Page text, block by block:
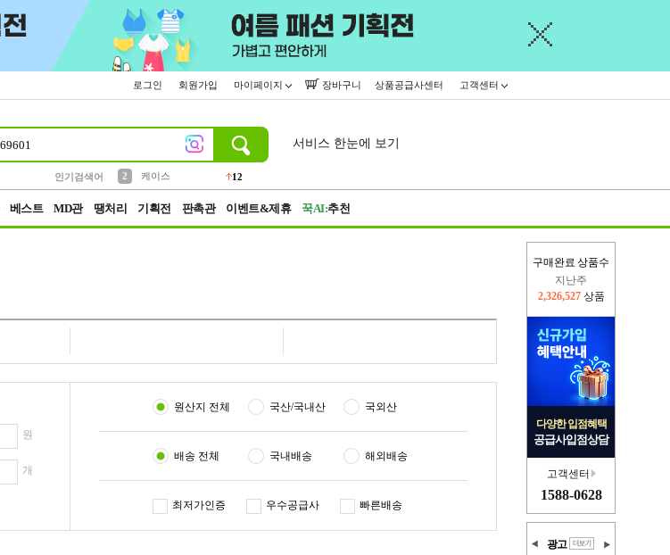
로그인 회원가입 마이페이지 장바구니 상품공급사센터 고객센터
인기검색어
2
케이스
12
서비스 한눈에 보기
베스트 MD관 땡처리 기획전 판촉관 이벤트&제휴 꾹AI:추천
구매완료 상품수
지난주
2,326,527상품
이번주
2,228,430
상품
다양한 입점혜택
공급사입점상담
고객센터
1588-0628
광고
원
개
원산지 전체 국산/국내산 국외산
배송 전체 국내배송 해외배송
최저가인증 우수공급사 빠른배송